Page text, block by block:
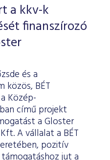
a kkv-k
finanszírozó
és a
közös, BÉT
Közép-
című projekt
a Gloster
A vállalat a BÉT
pozitív
jut a